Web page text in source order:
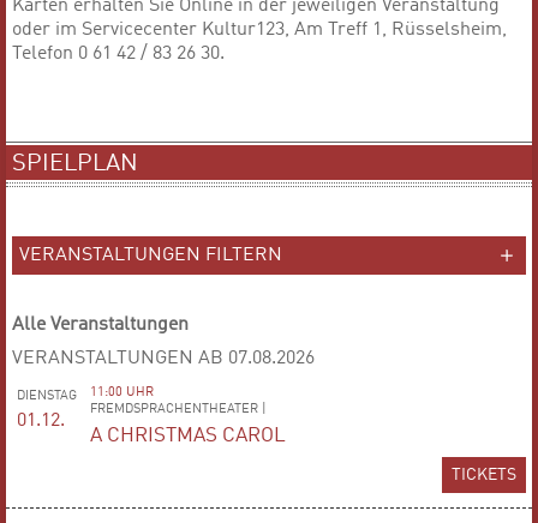
Karten erhalten Sie Online in der jeweiligen Veranstaltung
oder im Servicecenter Kultur123, Am Treff 1, Rüsselsheim,
Telefon 0 61 42 / 83 26 30.
SPIELPLAN
VERANSTALTUNGEN FILTERN
Alle Veranstaltungen
VERANSTALTUNGEN AB 07.08.2026
DIENSTAG
01.12.
11:00 UHR
FREMDSPRACHENTHEATER |
A CHRISTMAS CAROL
TICKETS